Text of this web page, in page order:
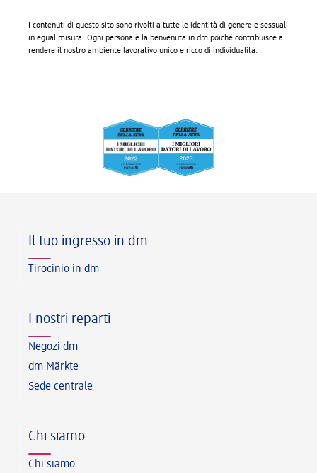
I contenuti di questo sito sono rivolti a tutte le identità di genere e sessuali
in egual misura. Ogni persona è la benvenuta in dm poiché contribuisce a
rendere il nostro ambiente lavorativo unico e ricco di individualità.
Il tuo ingresso in dm
Tirocinio in dm
I nostri reparti
Negozi dm
dm Märkte
Sede centrale
Chi siamo
Chi siamo